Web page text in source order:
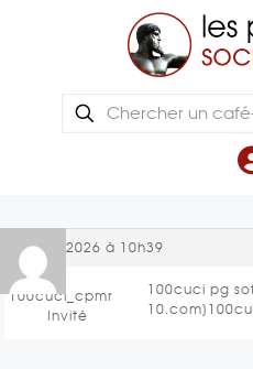
16 mai 2026 à 10h39
100cuci_cpmr
Invité
100cuci pg